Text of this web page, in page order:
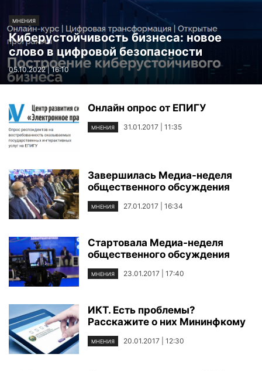
МНЕНИЯ
Киберустойчивость бизнеса: новое
слово в цифровой безопасности
05.10.2022 | 16:10
Онлайн опрос от ЕПИГУ
МНЕНИЯ 31.01.2017 | 11:35
Завершилась Медиа-неделя
общественного обсуждения
МНЕНИЯ 27.01.2017 | 16:34
Стартовала Медиа-неделя
общественного обсуждения
МНЕНИЯ 23.01.2017 | 17:40
ИКТ. Есть проблемы?
Расскажите о них Мининфкому
МНЕНИЯ 20.01.2017 | 12:30